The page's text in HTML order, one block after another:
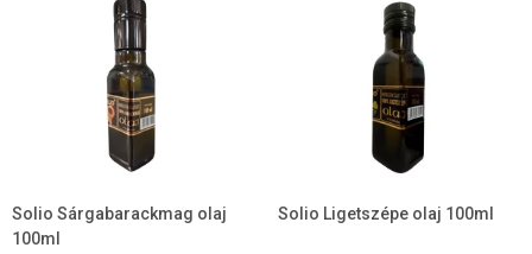
Solio Sárgabarackmag olaj
100ml
Solio Ligetszépe olaj 100ml